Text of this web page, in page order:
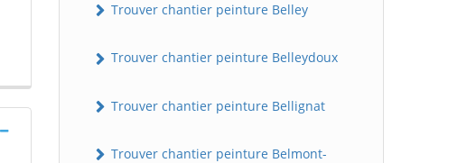
Trouver chantier peinture Belley
Trouver chantier peinture Belleydoux
Trouver chantier peinture Bellignat
Trouver chantier peinture Belmont-